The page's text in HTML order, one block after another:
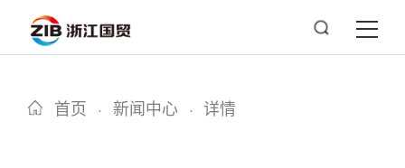
首页 · 新闻中心 · 详情